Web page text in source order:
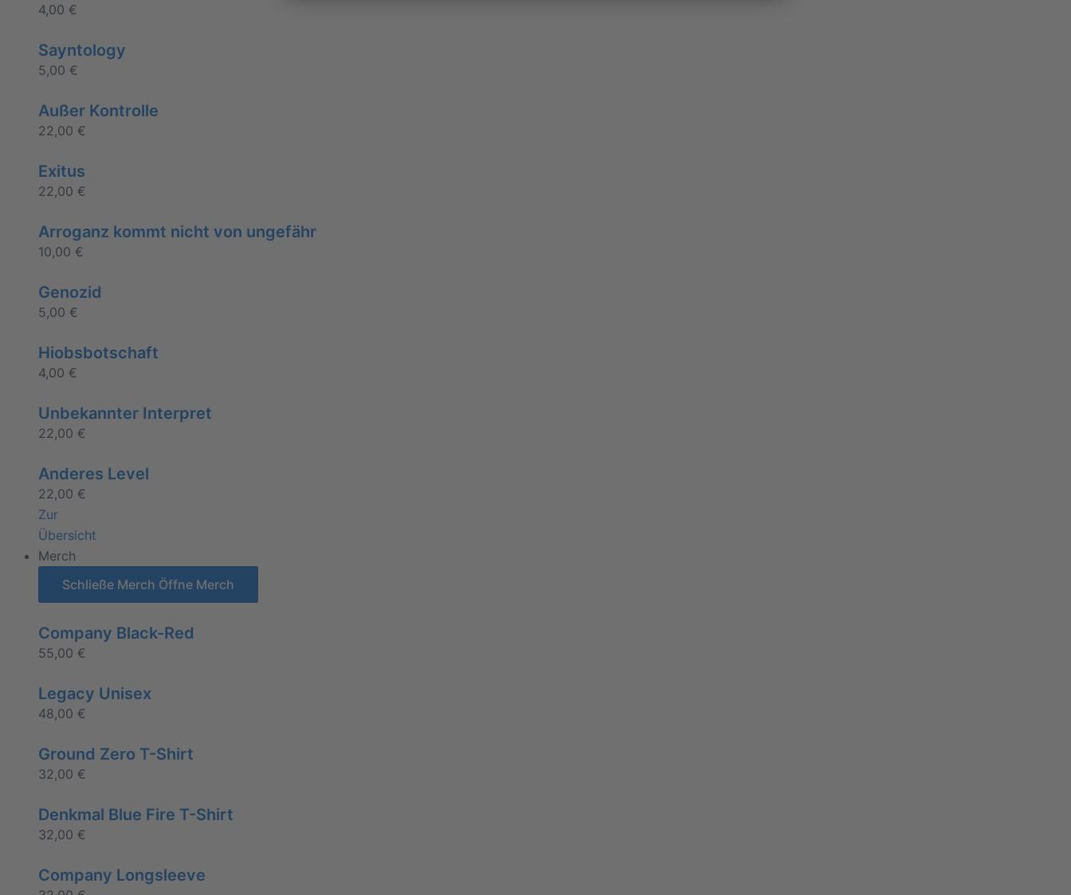
4,00 €
Sayntology
5,00 €
Außer Kontrolle
22,00 €
Exitus
22,00 €
Arroganz kommt nicht von ungefähr
10,00 €
Genozid
5,00 €
Hiobsbotschaft
4,00 €
Unbekannter Interpret
22,00 €
Anderes Level
22,00 €
Zur
Übersicht
Merch
Schließe Merch Öffne Merch
Company Black-Red
55,00 €
Legacy Unisex
48,00 €
Ground Zero T-Shirt
32,00 €
Denkmal Blue Fire T-Shirt
32,00 €
Company Longsleeve